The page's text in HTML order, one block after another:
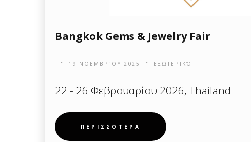
Bangkok Gems & Jewelry Fair
19 ΝΟΕΜΒΡΊΟΥ 2025 ΕΞΩΤΕΡΙΚΌ
22 - 26 Φεβρουαρίου 2026, Thailand
ΠΕΡΙΣΣΟΤΕΡΑ